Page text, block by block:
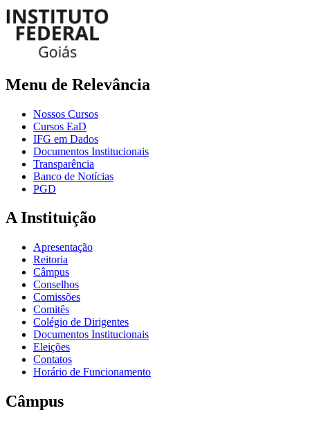
Menu de Relevância
Nossos Cursos
Cursos EaD
IFG em Dados
Documentos Institucionais
Transparência
Banco de Notícias
PGD
A Instituição
Apresentação
Reitoria
Câmpus
Conselhos
Comissões
Comitês
Colégio de Dirigentes
Documentos Institucionais
Eleições
Contatos
Horário de Funcionamento
Câmpus